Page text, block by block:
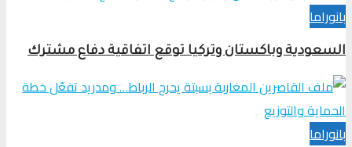
بانوراما
السعودية وباكستان وتركيا توقع اتفاقية دفاع مشترك
بانوراما